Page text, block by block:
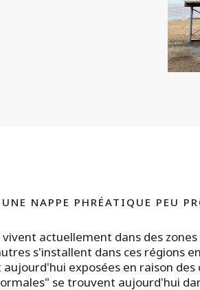
NAPPE PHRÉATIQUE PEU
actuellement dans des
s'installent dans ces régions
exposées en raison
se trouvent aujourd'hui